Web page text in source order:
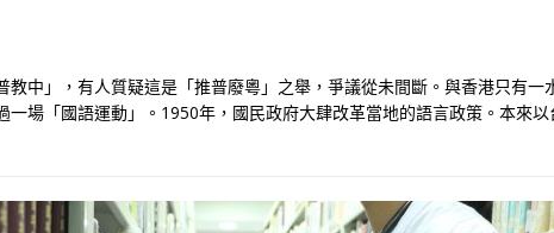
教中」，有人質疑這是「推普廢粵」之舉，爭議從未間斷。與香港只有一
一場「國語運動」。1950年，國民政府大肆改革當地的語言政策。本來以